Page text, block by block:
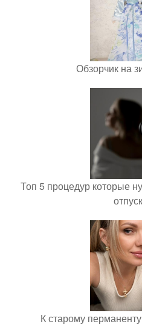
Обзорчик на
Топ 5 процедур которые
К старому